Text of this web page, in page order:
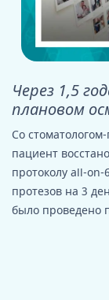
Через 1,5
плановом
Со
пациент
протоколу all-
протезов на 3
было проведено